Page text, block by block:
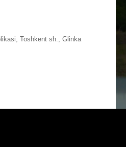
Toshkent sh., Glinka